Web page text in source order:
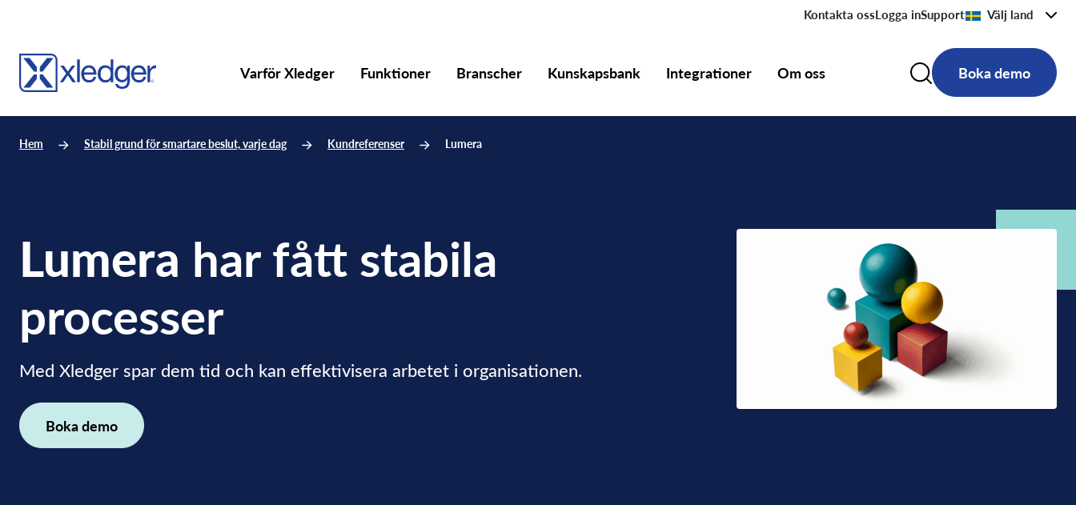
Kontakta ossLogga inSupport Välj land
Varför Xledger Funktioner Branscher Kunskapsbank Integrationer Om oss Boka demo
Hem Stabil grund för smartare beslut, varje dag Kundreferenser Lumera
Lumera har fått stabila
processer
Med Xledger spar dem tid och kan effektivisera arbetet i organisationen.
Boka demo